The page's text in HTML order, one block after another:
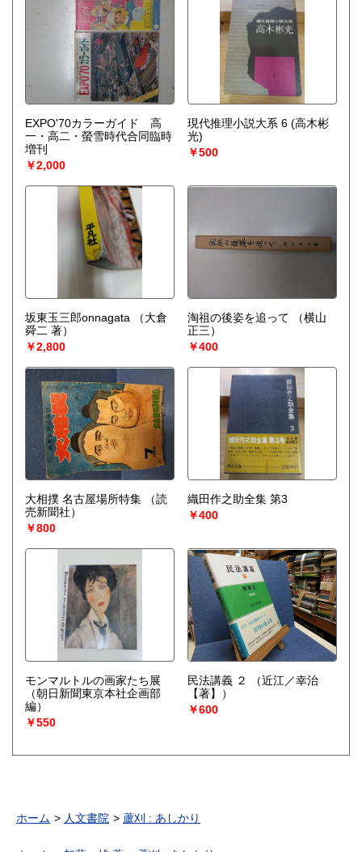
EXPO'70カラーガイド 高
一・高二・螢雪時代合同臨時
増刊
￥2,000
現代推理小説大系 6 (高木彬
光)
￥500
坂東玉三郎onnagata
（大倉
舜二 著）
￥2,800
淘祖の後姿を追って
（横山
正三）
￥400
大相撲 名古屋場所特集
（読
売新聞社）
￥800
織田作之助全集 第3
￥400
モンマルトルの画家たち展
（朝日新聞東京本社企画部
編）
￥550
民法講義 ２
（近江／幸治
【著】）
￥600
ホーム 人文書院 蘆刈 : あしかり